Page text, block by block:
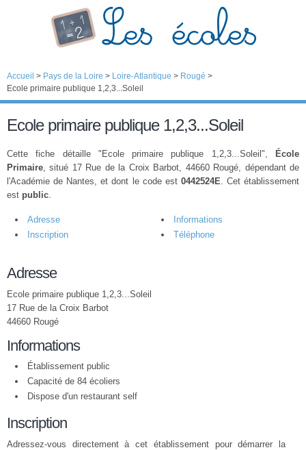
Accueil > Pays de la Loire > Loire-Atlantique > Rougé >
Ecole primaire publique 1,2,3...Soleil
Ecole primaire publique 1,2,3...Soleil
Cette fiche détaille "Ecole primaire publique 1,2,3...Soleil",
École
Primaire, situé 17 Rue de la Croix Barbot, 44660 Rougé, dépendant de
l'Académie de Nantes, et dont le code est 0442524E. Cet établissement
est public.
Adresse
Informations
Inscription
Téléphone
Adresse
Ecole primaire publique 1,2,3...Soleil
17 Rue de la Croix Barbot
44660 Rougé
Informations
Établissement public
Capacité de 84 écoliers
Dispose d'un restaurant self
Inscription
Adressez-vous directement à cet établissement pour démarrer la